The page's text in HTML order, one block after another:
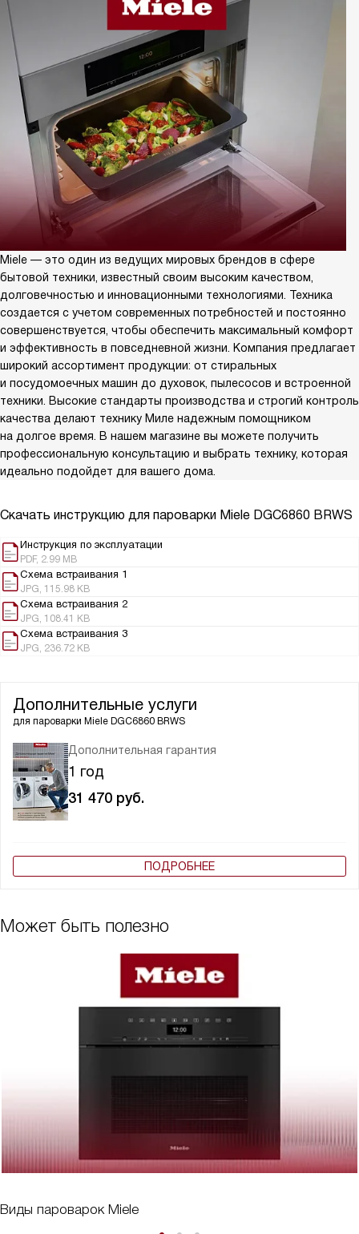
Miele — это один из ведущих мировых брендов в сфере
бытовой техники, известный своим высоким качеством,
долговечностью и инновационными технологиями. Техника
создается с учетом современных потребностей и постоянно
совершенствуется, чтобы обеспечить максимальный комфорт
и эффективность в повседневной жизни. Компания предлагает
широкий ассортимент продукции: от стиральных
и посудомоечных машин до духовок, пылесосов и встроенной
техники. Высокие стандарты производства и строгий контроль
качества делают технику Миле надежным помощником
на долгое время. В нашем магазине вы можете получить
профессиональную консультацию и выбрать технику, которая
идеально подойдет для вашего дома.
Скачать инструкцию для пароварки Miele DGC6860 BRWS
Инструкция по эксплуатации
PDF, 2.99 MB
Схема встраивания 1
JPG, 115.98 KB
Схема встраивания 2
JPG, 108.41 KB
Схема встраивания 3
JPG, 236.72 KB
Дополнительные услуги
для пароварки Miele DGC6860 BRWS
Дополнительная гарантия
1 год
31 470 руб.
ПОДРОБНЕЕ
Может быть полезно
Виды пароварок Miele